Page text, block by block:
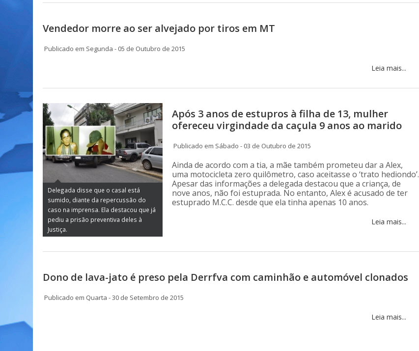
Vendedor morre ao ser alvejado por tiros em MT
Publicado em Segunda - 05 de Outubro de 2015
Leia mais...
Delegada disse que o casal está
sumido, diante da repercussão do
caso na imprensa. Ela destacou que já
pediu a prisão preventiva deles à
Justiça.
Após 3 anos de estupros à filha de 13, mulher
ofereceu virgindade da caçula 9 anos ao marido
Publicado em Sábado - 03 de Outubro de 2015
Ainda de acordo com a tia, a mãe também prometeu dar a Alex,
uma motocicleta zero quilômetro, caso aceitasse o ‘trato hediondo’.
Apesar das informações a delegada destacou que a criança, de
nove anos, não foi estuprada. No entanto, Alex é acusado de ter
estuprado M.C.C. desde que ela tinha apenas 10 anos.
Leia mais...
Dono de lava-jato é preso pela Derrfva com caminhão e automóvel clonados
Publicado em Quarta - 30 de Setembro de 2015
Leia mais...